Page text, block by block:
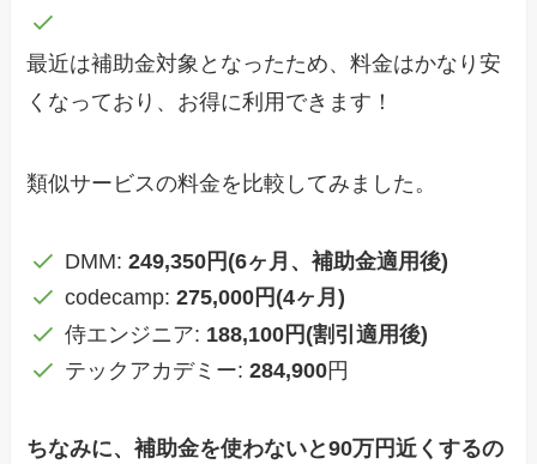
最近は補助金対象となったため、料金はかなり安
くなっており、お得に利用できます！
類似サービスの料金を比較してみました。
DMM: 249,350円(6ヶ月、補助金適用後)
codecamp: 275,000円(4ヶ月)
侍エンジニア: 188,100円(割引適用後)
テックアカデミー: 284,900円
ちなみに、補助金を使わないと90万円近くするの